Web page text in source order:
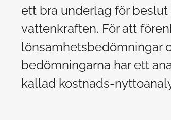
ett bra underlag för
vattenkraften. För att
lönsamhetsbedömningar
bedömningarna har ett
kallad kostnads-